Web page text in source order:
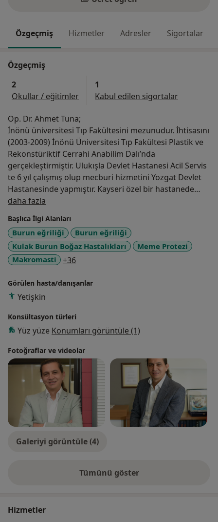
Özgeçmiş Hizmetler Adresler Sigortalar
Özgeçmiş
2
Okullar / eğitimler
1
Kabul edilen sigortalar
Op. Dr. Ahmet Tuna;
İnönü üniversitesi Tıp Fakültesini mezunudur. İhtisasını
(2003-2009) İnönü Üniversitesi Tıp Fakültesi Plastik ve
Rekonstüriktif Cerrahi Anabilim Dalı’nda
gerçekleştirmiştir. Ulukışla Devlet Hastanesi Acil Servis
te 6 yıl çalışmış olup mecburi hizmetini Yozgat Devlet
Hastanesinde yapmıştır. Kayseri özel bir hastanede
Plastik Cerrah olarak çalışmıştır. Şu anda Kayseri'de
özel muayenehanesinde hastalarına hizmet
vermektedir.
daha fazla
Başlıca İlgi Alanları
Burun eğriliği
Burun eğriliği
Kulak Burun Boğaz Hastalıkları
Meme Protezi
Makromasti
+36a11y_sr_more_diseases
Görülen hasta/danışanlar
Yetişkin
Konsültasyon türleri
Yüz yüze Konumları görüntüle (1)
Fotoğraflar ve videolar
Galeriyi görüntüle (4)
Tümünü gösterdeneyim hakkında
Hizmetler